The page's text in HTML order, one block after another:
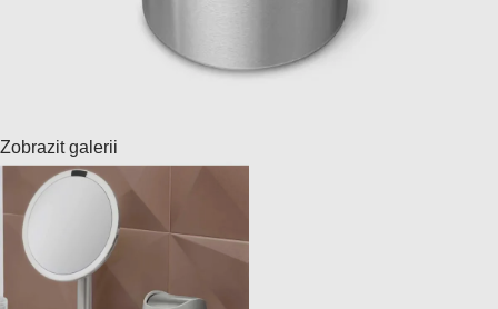
Zobrazit galerii